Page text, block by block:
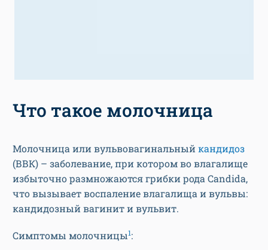
Что такое молочница
Молочница или вульвовагинальныйкандидоз
(ВВК) – заболевание, при котором во влагалище
избыточно размножаются грибки рода Candida,
что вызывает воспаление влагалища и вульвы:
кандидозный вагинит и вульвит.
Симптомы молочницы1: